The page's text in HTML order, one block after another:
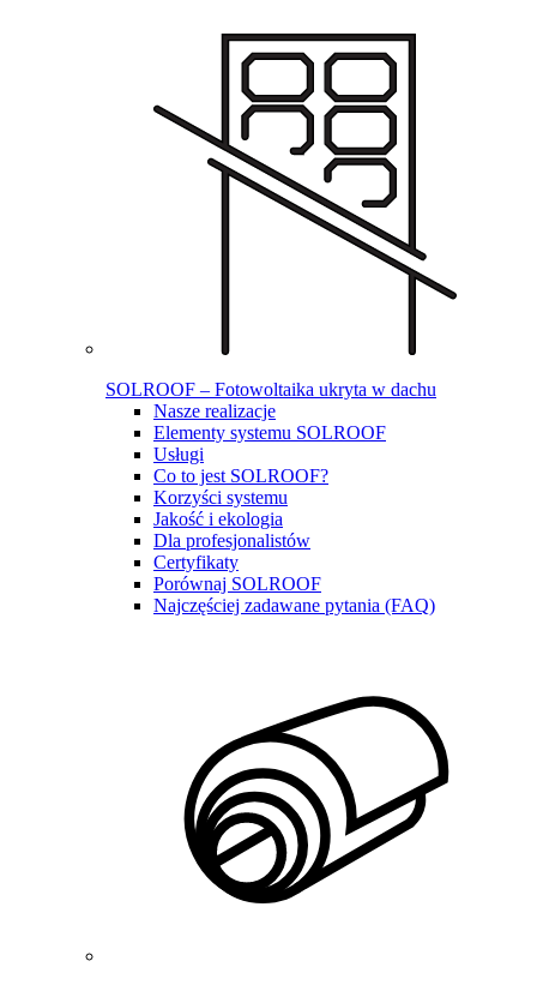
SOLROOF – Fotowoltaika ukryta w dachu
Nasze realizacje
Elementy systemu SOLROOF
Usługi
Co to jest SOLROOF?
Korzyści systemu
Jakość i ekologia
Dla profesjonalistów
Certyfikaty
Porównaj SOLROOF
Najczęściej zadawane pytania (FAQ)